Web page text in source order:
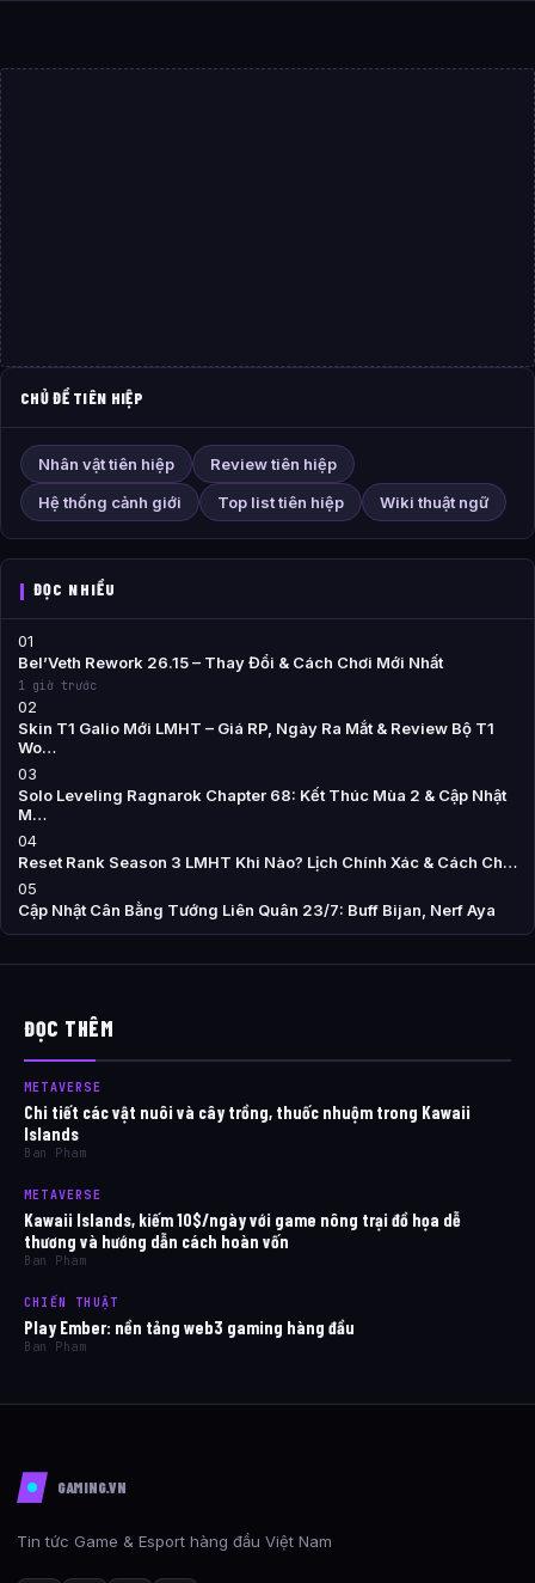
CHỦ ĐỀ TIÊN HIỆP
Nhân vật tiên hiệp
Review tiên hiệp
Hệ thống cảnh giới
Top list tiên hiệp Wiki thuật ngữ
ĐỌC NHIỀU
01
Bel’Veth Rework 26.15 – Thay Đổi & Cách Chơi Mới Nhất
1 giờ trước
02
Skin T1 Galio Mới LMHT – Giá RP, Ngày Ra Mắt & Review Bộ T1
Wo…
03
Solo Leveling Ragnarok Chapter 68: Kết Thúc Mùa 2 & Cập Nhật
M…
04
Reset Rank Season 3 LMHT Khi Nào? Lịch Chính Xác & Cách Ch…
05
Cập Nhật Cân Bằng Tướng Liên Quân 23/7: Buff Bijan, Nerf Aya
ĐỌC THÊM
METAVERSE
Chi tiết các vật nuôi và cây trồng, thuốc nhuộm trong Kawaii
Islands
Ban Pham
METAVERSE
Kawaii Islands, kiếm 10$/ngày với game nông trại đồ họa dễ
thương và hướng dẫn cách hoàn vốn
Ban Pham
CHIẾN THUẬT
Play Ember: nền tảng web3 gaming hàng đầu
Ban Pham
GAMING.VN
Tin tức Game & Esport hàng đầu Việt Nam